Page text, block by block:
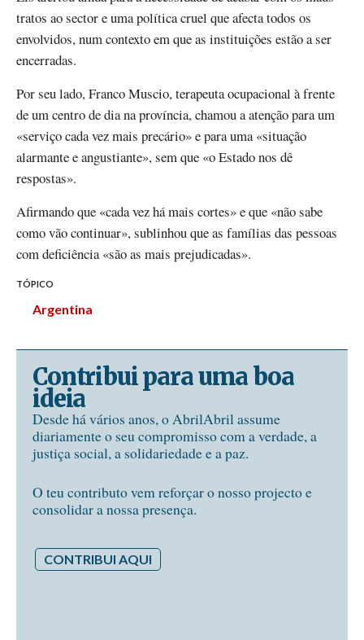
tratos ao sector e uma política cruel que afecta todos os
envolvidos, num contexto em que as instituições estão a ser
encerradas.
Por seu lado, Franco Muscio, terapeuta ocupacional à frente
de um centro de dia na província, chamou a atenção para um
«serviço cada vez mais precário» e para uma «situação
alarmante e angustiante», sem que «o Estado nos dê
respostas».
Afirmando que «cada vez há mais cortes» e que «não sabe
como vão continuar», sublinhou que as famílias das pessoas
com deficiência «são as mais prejudicadas».
TÓPICO
Argentina
Contribui para uma boa
ideia
Desde há vários anos, o AbrilAbril assume
diariamente o seu compromisso com a verdade, a
justiça social, a solidariedade e a paz.
O teu contributo vem reforçar o nosso projecto e
consolidar a nossa presença.
CONTRIBUI AQUI